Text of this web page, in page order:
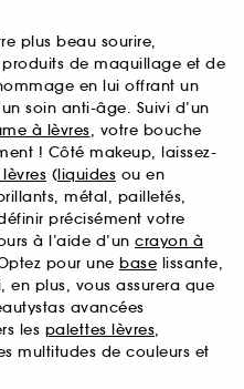
plus beau sourire,
de maquillage et de
en lui offrant un
soin anti-âge. Suivi d’un
à lèvres, votre bouche
! Côté makeup, laissez-
(liquides ou en
métal, pailletés,
précisément votre
à l’aide d’un crayon à
pour une base lissante,
en plus, vous assurera que
avancées
les palettes lèvres,
multitudes de couleurs et